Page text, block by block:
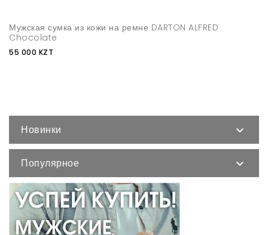
Мужская сумка из кожи на ремне DARTON ALFRED
Chocolate
55 000 KZT
Новинки 
Популярное 